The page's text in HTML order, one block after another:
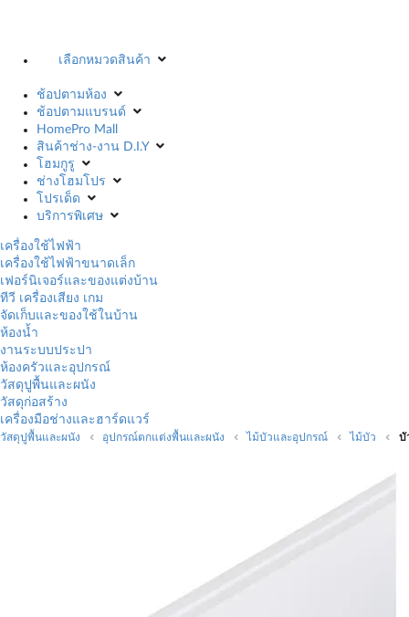
เลือกหมวดสินค้า
ช้อปตามห้อง
ช้อปตามแบรนด์
HomePro Mall
สินค้าช่าง-งาน D.I.Y
โฮมกูรู
ช่างโฮมโปร
โปรเด็ด
บริการพิเศษ
เครื่องใช้ไฟฟ้า
เครื่องใช้ไฟฟ้าขนาดเล็ก
เฟอร์นิเจอร์และของแต่งบ้าน
ทีวี เครื่องเสียง เกม
จัดเก็บและของใช้ในบ้าน
ห้องน้ำ
งานระบบประปา
ห้องครัวและอุปกรณ์
วัสดุปูพื้นและผนัง
วัสดุก่อสร้าง
เครื่องมือช่างและฮาร์ดแวร์
วัสดุปูพื้นและผนัง อุปกรณ์ตกแต่งพื้นและผนัง ไม้บัวและอุปกรณ์ ไม้บัว บั